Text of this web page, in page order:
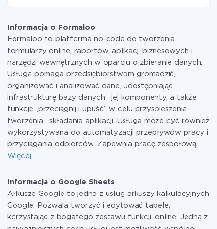
w razie potrzeby przełączyć się na płatną. Więcej
informacji otaryfach.
Informacja o Formaloo
Formaloo to platforma no-code do tworzenia
formularzy online, raportów, aplikacji biznesowych i
narzędzi wewnętrznych w oparciu o zbieranie danych.
Usługa pomaga przedsiębiorstwom gromadzić,
organizować i analizować dane, udostępniając
infrastrukturę bazy danych i jej komponenty, a także
funkcję „przeciągnij i upuść” w celu przyspieszenia
tworzenia i składania aplikacji. Usługa może być również
wykorzystywana do automatyzacji przepływów pracy i
przyciągania odbiorców. Zapewnia pracę zespołową.
Więcej
Informacja o Google Sheets
Arkusze Google to jedna z usług arkuszy kalkulacyjnych
Google. Pozwala tworzyć i edytować tabele,
korzystając z bogatego zestawu funkcji, online. Jedną z